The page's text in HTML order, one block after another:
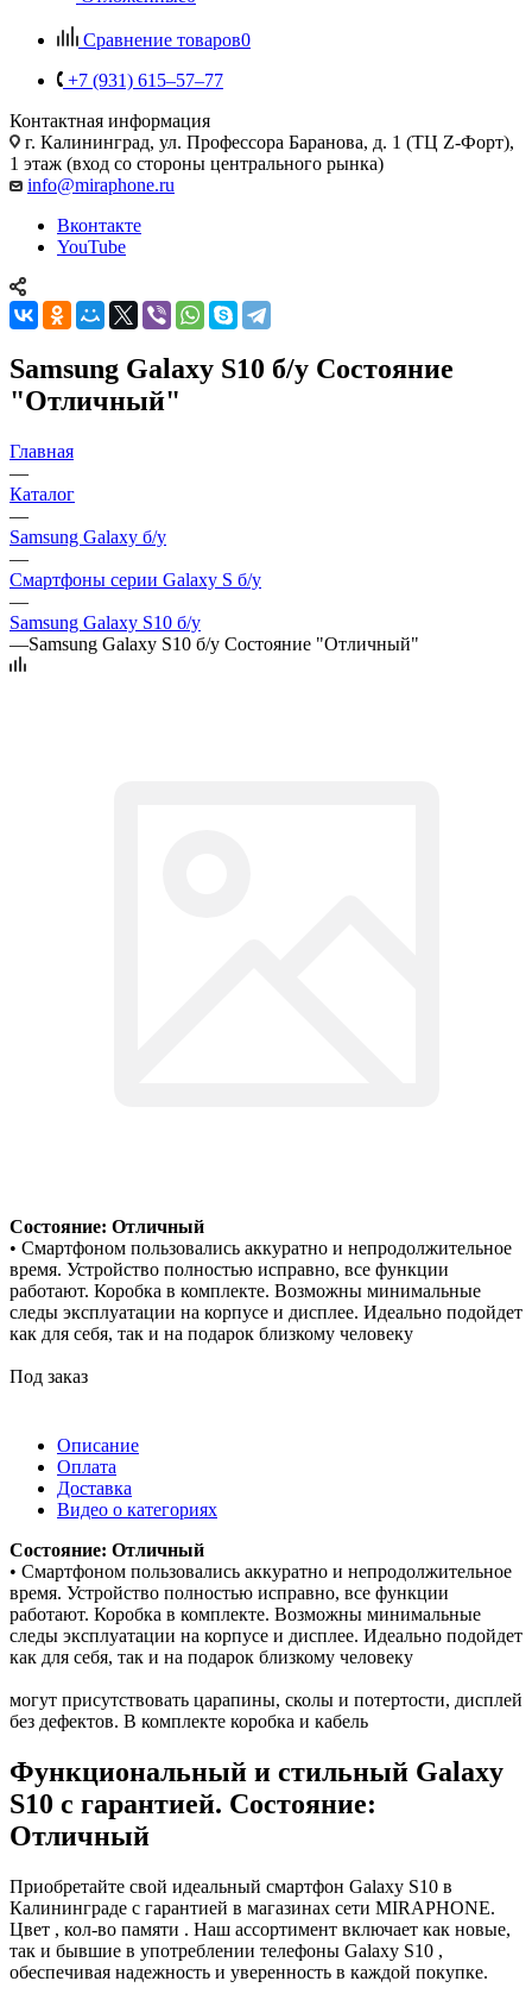
Сравнение товаров0
+7 (931) 615‒57‒77
Контактная информация
г. Калининград, ул. Профессора Баранова, д. 1 (ТЦ Z-Форт),
1 этаж (вход со стороны центрального рынка)
info@miraphone.ru
Вконтакте
YouTube
Samsung Galaxy S10 б/у Состояние
"Отличный"
Главная
—
Каталог
—
Samsung Galaxy б/у
—
Смартфоны серии Galaxy S б/у
—
Samsung Galaxy S10 б/у
—Samsung Galaxy S10 б/у Состояние "Отличный"
Состояние: Отличный
• Смартфоном пользовались аккуратно и непродолжительное
время. Устройство полностью исправно, все функции
работают. Коробка в комплекте. Возможны минимальные
следы эксплуатации на корпусе и дисплее. Идеально подойдет
как для себя, так и на подарок близкому человеку
Под заказ
Описание
Оплата
Доставка
Видео о категориях
Состояние: Отличный
• Смартфоном пользовались аккуратно и непродолжительное
время. Устройство полностью исправно, все функции
работают. Коробка в комплекте. Возможны минимальные
следы эксплуатации на корпусе и дисплее. Идеально подойдет
как для себя, так и на подарок близкому человеку
могут присутствовать царапины, сколы и потертости, дисплей
без дефектов. В комплекте коробка и кабель
Функциональный и стильный Galaxy
S10 с гарантией. Состояние:
Отличный
Приобретайте свой идеальный смартфон Galaxy S10 в
Калининграде с гарантией в магазинах сети MIRAPHONE.
Цвет , кол-во памяти . Наш ассортимент включает как новые,
так и бывшие в употреблении телефоны Galaxy S10 ,
обеспечивая надежность и уверенность в каждой покупке.